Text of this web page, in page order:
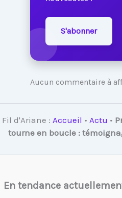
S'abonner
Aucun commentaire à
Fil d'Ariane : Accueil • Actu •
tourne en boucle :
En tendance